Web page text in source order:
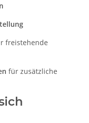
freistehende
für zusätzliche